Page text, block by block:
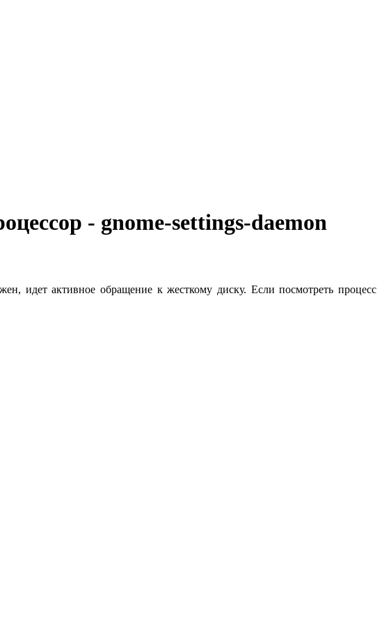
- gnome-settings-daemon
идет активное обращение к жесткому диску. Если посмотреть процесс